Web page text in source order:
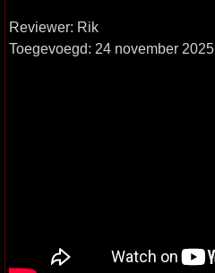
Reviewer: Rik
Toegevoegd: 24 november 2025